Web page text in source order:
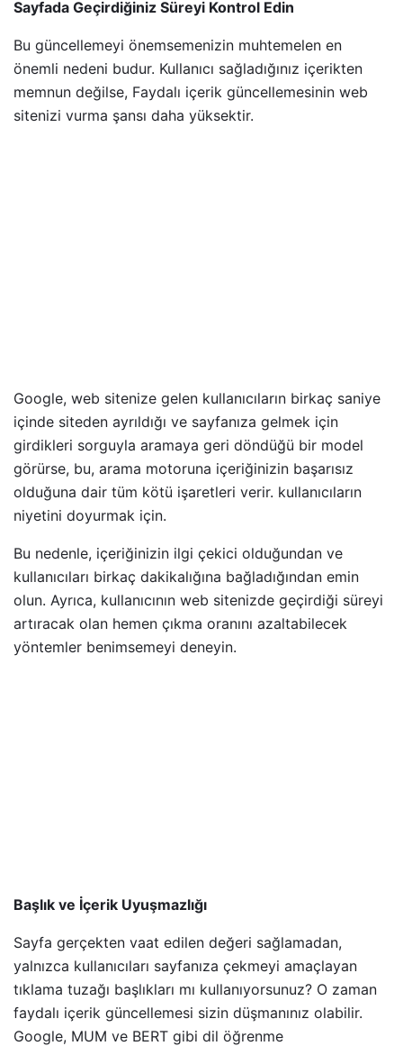
Sayfada Geçirdiğiniz Süreyi Kontrol Edin
Bu güncellemeyi önemsemenizin muhtemelen en
önemli nedeni budur. Kullanıcı sağladığınız içerikten
memnun değilse, Faydalı içerik güncellemesinin web
sitenizi vurma şansı daha yüksektir.
Google, web sitenize gelen kullanıcıların birkaç saniye
içinde siteden ayrıldığı ve sayfanıza gelmek için
girdikleri sorguyla aramaya geri döndüğü bir model
görürse, bu, arama motoruna içeriğinizin başarısız
olduğuna dair tüm kötü işaretleri verir. kullanıcıların
niyetini doyurmak için.
Bu nedenle, içeriğinizin ilgi çekici olduğundan ve
kullanıcıları birkaç dakikalığına bağladığından emin
olun. Ayrıca, kullanıcının web sitenizde geçirdiği süreyi
artıracak olan hemen çıkma oranını azaltabilecek
yöntemler benimsemeyi deneyin.
Başlık ve İçerik Uyuşmazlığı
Sayfa gerçekten vaat edilen değeri sağlamadan,
yalnızca kullanıcıları sayfanıza çekmeyi amaçlayan
tıklama tuzağı başlıkları mı kullanıyorsunuz? O zaman
faydalı içerik güncellemesi sizin düşmanınız olabilir.
Google, MUM ve BERT gibi dil öğrenme